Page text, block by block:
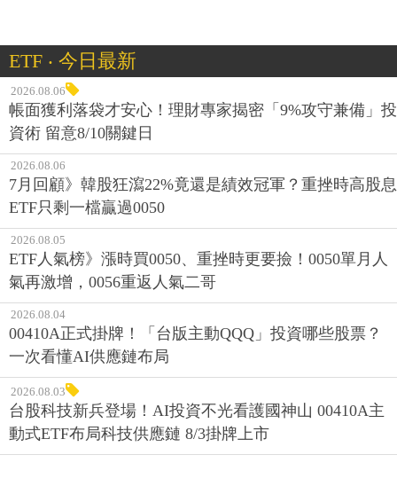
ETF ‧ 今日最新
2026.08.06
帳面獲利落袋才安心！理財專家揭密「9%攻守兼備」投
資術 留意8/10關鍵日
2026.08.06
7月回顧》韓股狂瀉22%竟還是績效冠軍？重挫時高股息
ETF只剩一檔贏過0050
2026.08.05
ETF人氣榜》漲時買0050、重挫時更要撿！0050單月人
氣再激增，0056重返人氣二哥
2026.08.04
00410A正式掛牌！「台版主動QQQ」投資哪些股票？
一次看懂AI供應鏈布局
2026.08.03
台股科技新兵登場！AI投資不光看護國神山 00410A主
動式ETF布局科技供應鏈 8/3掛牌上市